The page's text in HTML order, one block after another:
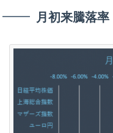
月初来騰落率